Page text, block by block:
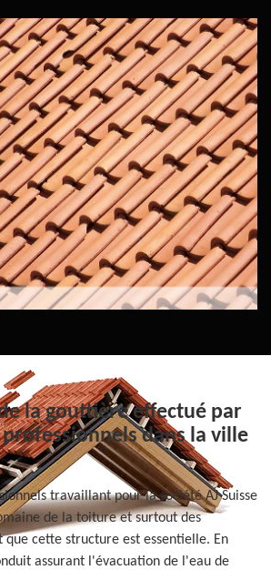
la gouttière effectué par
dans la ville
travaillant pour la société AJ Suisse
de la toiture et surtout des
cette structure est essentielle. En
assurant l'évacuation de l'eau de